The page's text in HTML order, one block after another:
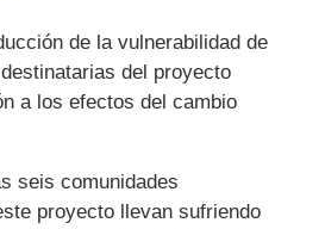
de la vulnerabilidad de
del proyecto
a los efectos del cambio
seis comunidades
proyecto llevan sufriendo